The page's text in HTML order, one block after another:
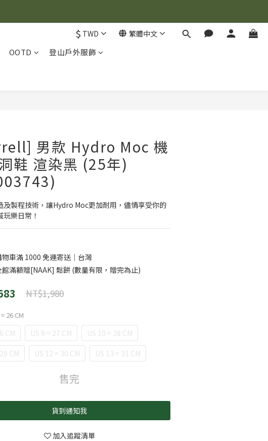
$ TWD 繁體中文
OOTD
登山戶外服飾
男款 Hydro Moc 機
鞋 渲染黑 (25年)
及製程技術，讓Hydro Moc更加耐用，儘情享受你的
樂日常！
車滿 1000 免運寄送｜台灣
滿額贈[NAAK] 鬆餅 (數量有限，贈完為止)
NT$1,980
26 CM
CM US 9 = 27 CM
US 10 = 28 CM
CM
US 12 = 30 CM US 13 = 31 CM
售完
貨到通知我
加入追蹤清單